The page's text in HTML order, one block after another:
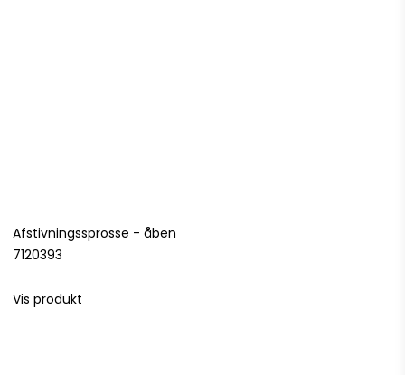
Afstivningssprosse - åben
7120393
Vis produkt